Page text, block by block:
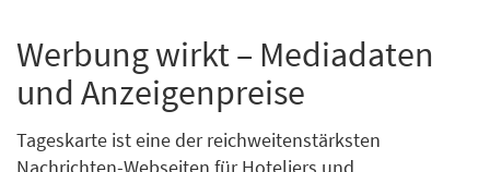
Werbung wirkt – Mediadaten
und Anzeigenpreise
Tageskarte ist eine der reichweitenstärksten
Nachrichten-Webseiten für Hoteliers und